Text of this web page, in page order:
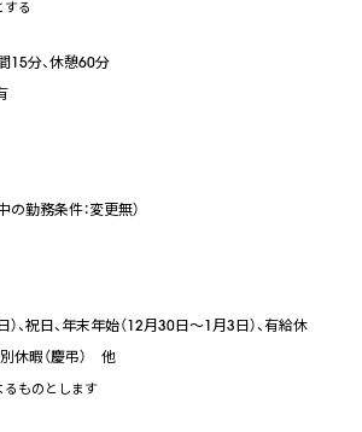
する
分、休憩60分
の勤務条件：変更無）
）、祝日、年末年始（12月30日～1月3日）、有給休
別休暇（慶弔） 他
ものとします